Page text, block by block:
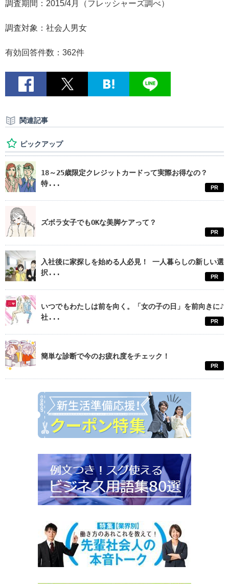
調査期間：2015/4月（フレッシャーズ調べ）
調査対象：社会人男女
有効回答件数：362件
関連記事
ピックアップ
18～25歳限定クレジットカードって実際お得なの？
特...
PR
ズボラ女子でもOKな美脚ケアって？
PR
入社後に家探しを始める人必見！ 一人暮らしの新しい選
択...
PR
いつでもわたしは前を向く。「女の子の日」を前向きに♪
社...
PR
簡単な診断で今のお疲れ度をチェック！
PR